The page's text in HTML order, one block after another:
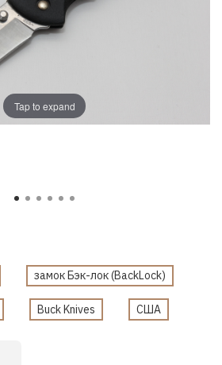
Tap to expand
замок Бэк-лок (BackLock)
Buck Knives США